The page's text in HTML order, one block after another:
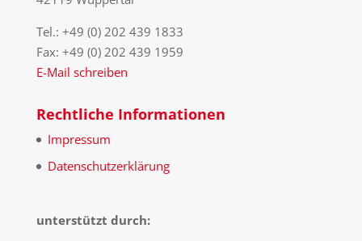
Tel.: +49 (0) 202 439 1833
Fax: +49 (0) 202 439 1959
E-Mail schreiben
Rechtliche Informationen
Impressum
Datenschutzerklärung
unterstützt durch: